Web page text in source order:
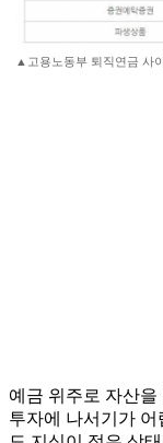
▲고용노동부 퇴직연금 사
예금 위주로 자산
투자에 나서기가